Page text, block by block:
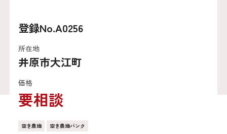
登録No.A0256
所在地
井原市大江町
価格
要相談
空き農地 空き農地バンク